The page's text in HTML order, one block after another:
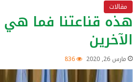
مقالات
هذه قناعتنا فما هي
الآخرين
مارس 26, 2020 836